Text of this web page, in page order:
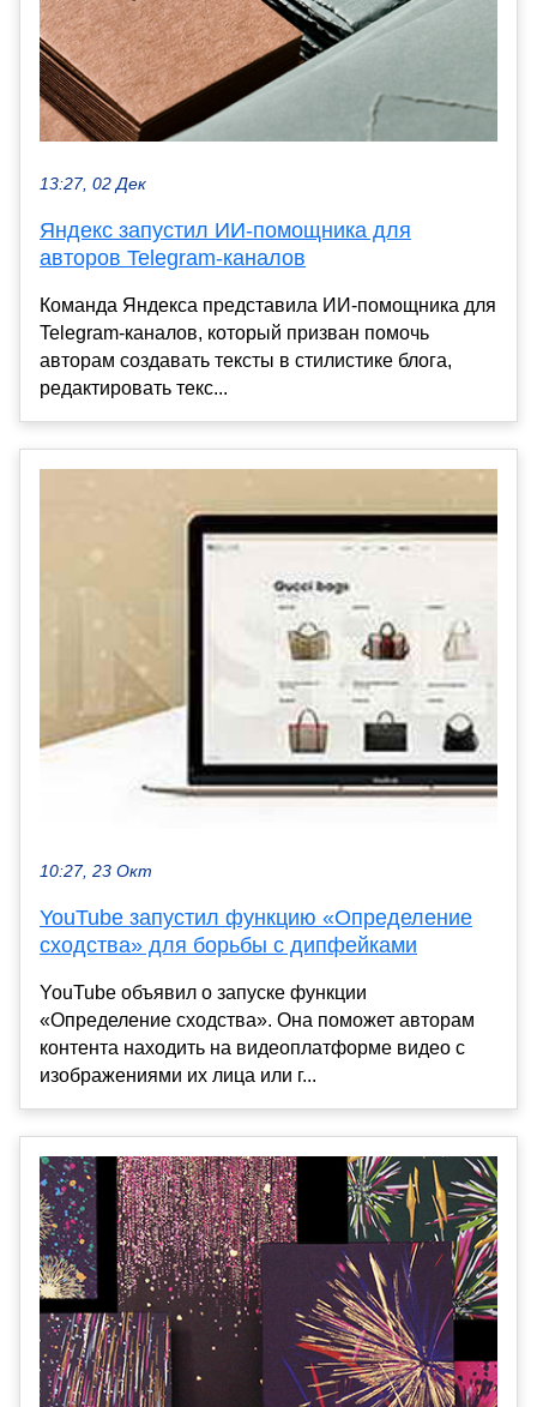
13:27, 02 Дек
Яндекс запустил ИИ-помощника для
авторов Telegram-каналов
Команда Яндекса представила ИИ-помощника для
Telegram-каналов, который призван помочь
авторам создавать тексты в стилистике блога,
редактировать текс...
10:27, 23 Окт
YouTube запустил функцию «Определение
сходства» для борьбы с дипфейками
YouTube объявил о запуске функции
«Определение сходства». Она поможет авторам
контента находить на видеоплатформе видео с
изображениями их лица или г...